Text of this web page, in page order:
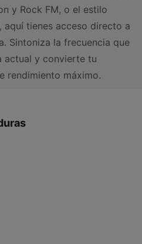
y Rock FM, o el estilo
aquí tienes acceso directo a
Sintoniza la frecuencia que
actual y convierte tu
rendimiento máximo.